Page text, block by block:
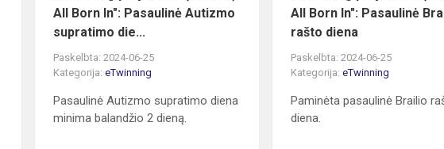
Autiz...
All Born In": Pasaulinė Autizmo
supratimo die...
Paskelbta: 2024-06-25
Kategorija:eTwinning
Pasaulinė Autizmo supratimo diena
minima balandžio 2 dieną.
All Born In": Pasaulinė
rašto diena
Paskelbta: 2024-06-25
Kategorija:eTwinning
Paminėta pasaulinė Brailio
diena.